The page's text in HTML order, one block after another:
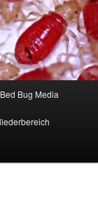
Bed Bug Media